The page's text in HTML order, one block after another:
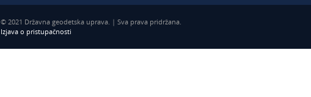
© 2021 Državna geodetska uprava. | Sva prava pridržana.
Izjava o pristupačnosti